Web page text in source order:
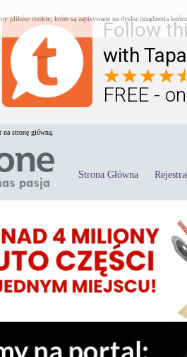
Follow
with
FREE -
plików cookie, które są zapisywane na dysku urządzenia
na stronę główną.
Strona Główna